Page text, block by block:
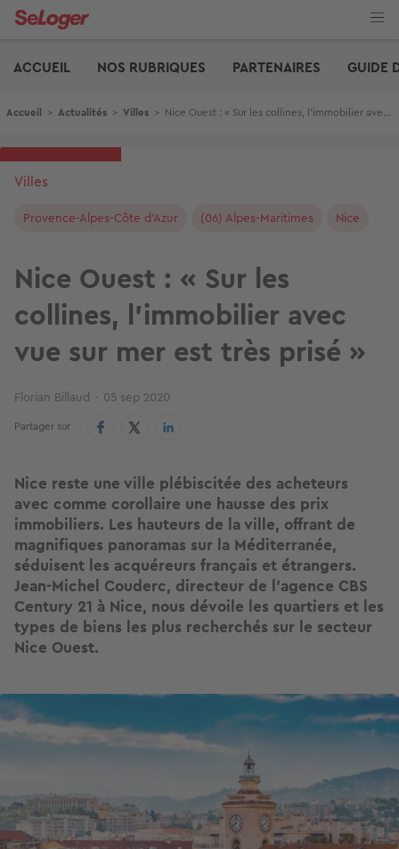
Aller
ACCUEIL
NOS RUBRIQUES PARTENAIRES GUIDE
Fil d'Ariane
Accueil > Actualités > Villes > Nice Ouest : « Sur les collines, l'immobilier avec vue sur mer est très prisé »
Villes
Provence-Alpes-Côte d'Azur (06) Alpes-Maritimes Nice
Nice Ouest : « Sur les
collines, l'immobilier avec
vue sur mer est très prisé »
Florian Billaud 05 sep 2020
Partager sur
Nice reste une ville plébiscitée des acheteurs
avec comme corollaire une hausse des prix
immobiliers. Les hauteurs de la ville, offrant de
magnifiques panoramas sur la Méditerranée,
séduisent les acquéreurs français et étrangers.
Jean-Michel Couderc, directeur de l’agence CBS
Century 21 à Nice, nous dévoile les quartiers et les
types de biens les plus recherchés sur le secteur
Nice Ouest.
Image